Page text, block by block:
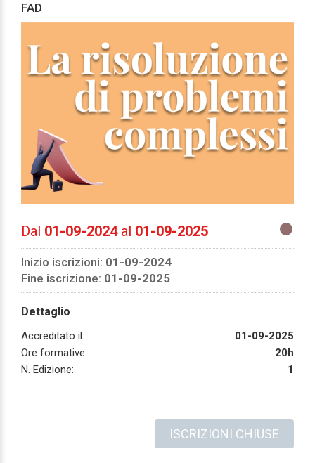
FAD
Dal 01-09-2024al 01-09-2025
Inizio iscrizioni: 01-09-2024
Fine iscrizione: 01-09-2025
Dettaglio
Accreditato il:
01-09-2025
Ore formative:
20h
N. Edizione:
1
ISCRIZIONI CHIUSE